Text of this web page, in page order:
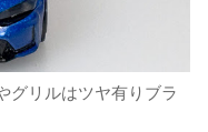
グリルはツヤ有りブラ